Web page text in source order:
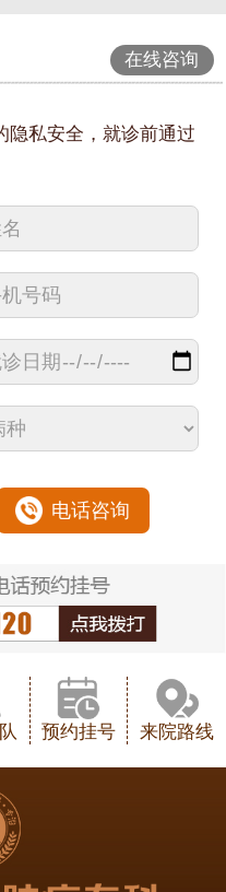
在线咨询
隐私安全，就诊前通过
电话咨询
预约挂号 来院路线